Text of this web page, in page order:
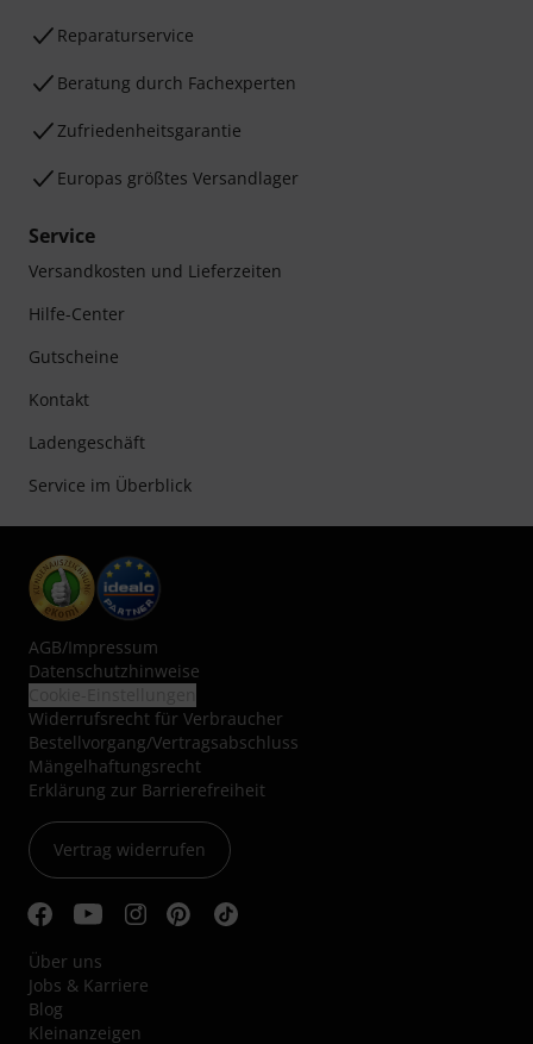
Reparaturservice
Beratung durch Fachexperten
Zufriedenheitsgarantie
Europas größtes Versandlager
Service
Versandkosten und Lieferzeiten
Hilfe-Center
Gutscheine
Kontakt
Ladengeschäft
Service im Überblick
AGB/Impressum
Datenschutzhinweise
Widerrufsrecht für Verbraucher
Bestellvorgang/Vertragsabschluss
Mängelhaftungsrecht
Erklärung zur Barrierefreiheit
Vertrag widerrufen
Über uns
Jobs & Karriere
Blog
Kleinanzeigen